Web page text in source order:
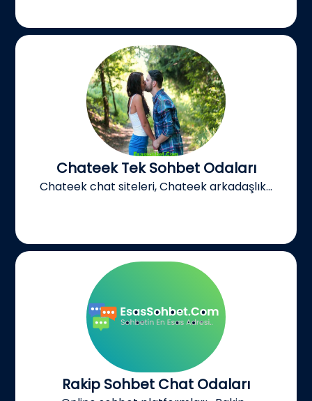
Chateek Tek Sohbet Odaları
Chateek chat siteleri, Chateek arkadaşlık...
Rakip Sohbet Chat Odaları